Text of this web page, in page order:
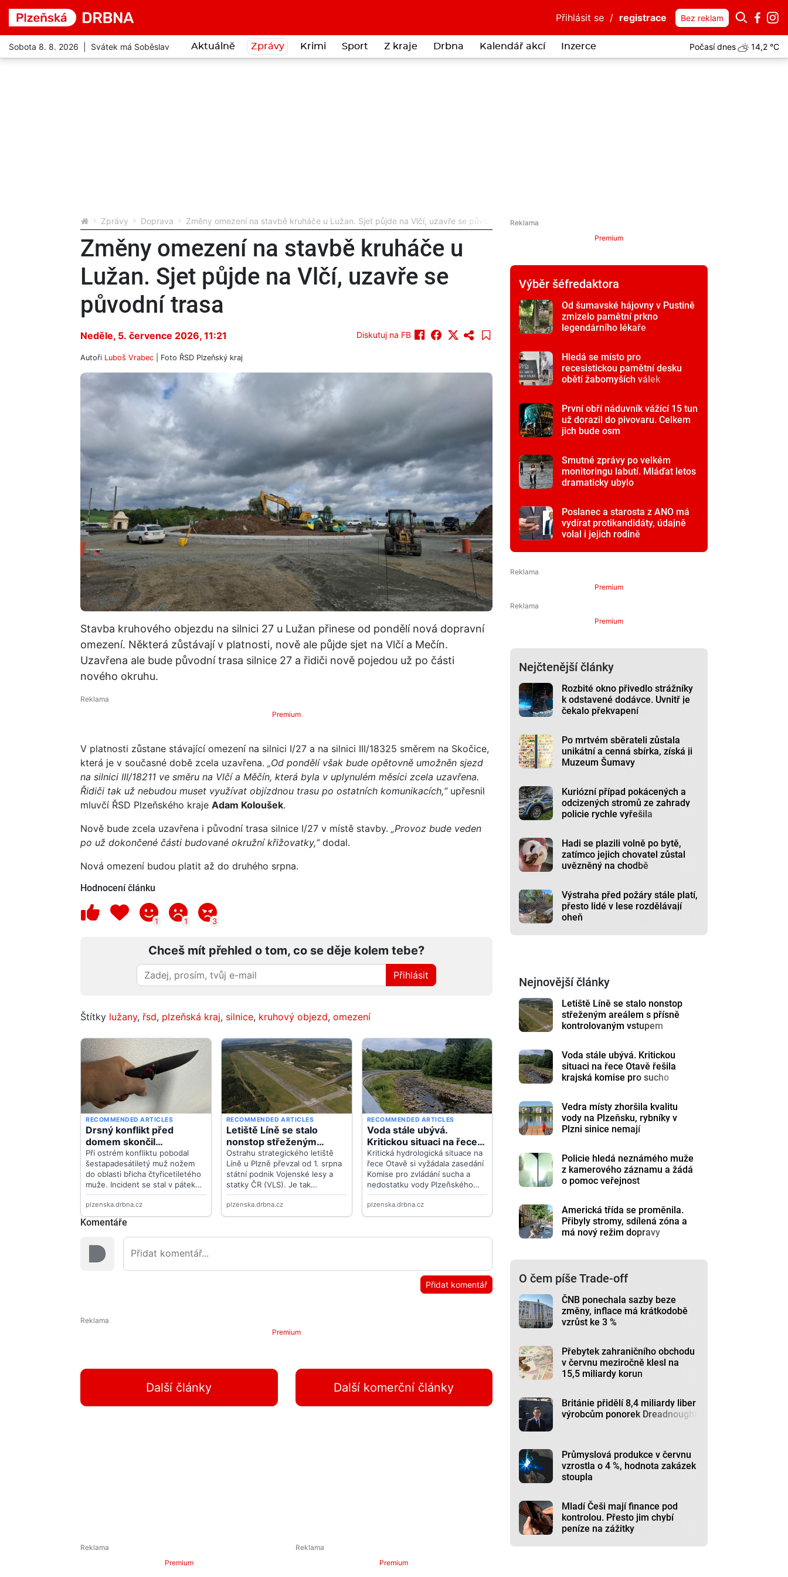
Přihlásit se / registrace Bez reklam
Sobota 8. 8. 2026 | Svátek má Soběslav Aktuálně Zprávy Krimi Sport Z kraje Drbna Kalendář akcí Inzerce Počasí dnes 14,2 °C
Zprávy Doprava Změny omezení na stavbě kruháče u Lužan. Sjet půjde na Vlčí, uzavře se původní trasa
Změny omezení na stavbě kruháče u
Lužan. Sjet půjde na Vlčí, uzavře se
původní trasa
Neděle, 5. července 2026, 11:21 Diskutuj na FB
Autoři Luboš Vrabec | Foto ŘSD Plzeňský kraj
Stavba kruhového objezdu na silnici 27 u Lužan přinese od pondělí nová dopravní
omezení. Některá zůstávají v platnosti, nově ale půjde sjet na Vlčí a Mečín.
Uzavřena ale bude původní trasa silnice 27 a řidiči nově pojedou už po části
nového okruhu.
Premium
V platnosti zůstane stávající omezení na silnici I/27 a na silnici III/18325 směrem na Skočice,
která je v současné době zcela uzavřena. „Od pondělí však bude opětovně umožněn sjezd
na silnici III/18211 ve směru na Vlčí a Měčín, která byla v uplynulém měsíci zcela uzavřena.
Řidiči tak už nebudou muset využívat objízdnou trasu po ostatních komunikacích,“ upřesnil
mluvčí ŘSD Plzeňského kraje Adam Koloušek.
Nově bude zcela uzavřena i původní trasa silnice I/27 v místě stavby. „Provoz bude veden
po už dokončené části budované okružní křižovatky,“dodal.
Nová omezení budou platit až do druhého srpna.
Hodnocení článku
1 1 3
Chceš mít přehled o tom, co se děje kolem tebe?
Přihlásit
Štítky lužany, řsd, plzeňská kraj, silnice, kruhový objezd, omezení
Komentáře
Přidat komentář
Premium
Další články Další komerční články
Premium
Výběr šéfredaktora
Od šumavské hájovny v Pustině
zmizelo pamětní prkno
legendárního lékaře
Hledá se místo pro
recesistickou pamětní desku
obětí žabomyších válek
První obří náduvník vážící 15 tun
už dorazil do pivovaru. Celkem
jich bude osm
Smutné zprávy po velkém
monitoringu labutí. Mláďat letos
dramaticky ubylo
Poslanec a starosta z ANO má
vydírat protikandidáty, údajně
volal i jejich rodině
Premium
Premium
Nejčtenější články
Rozbité okno přivedlo strážníky
k odstavené dodávce. Uvnitř je
čekalo překvapení
Po mrtvém sběrateli zůstala
unikátní a cenná sbírka, získá ji
Muzeum Šumavy
Kuriózní případ pokácených a
odcizených stromů ze zahrady
policie rychle vyřešila
Hadi se plazili volně po bytě,
zatímco jejich chovatel zůstal
uvězněný na chodbě
Výstraha před požáry stále platí,
přesto lidé v lese rozdělávají
oheň
Nejnovější články
Letiště Líně se stalo nonstop
střeženým areálem s přísně
kontrolovaným vstupem
Voda stále ubývá. Kritickou
situaci na řece Otavě řešila
krajská komise pro sucho
Vedra místy zhoršila kvalitu
vody na Plzeňsku, rybníky v
Plzni sinice nemají
Policie hledá neznámého muže
z kamerového záznamu a žádá
o pomoc veřejnost
Americká třída se proměnila.
Přibyly stromy, sdílená zóna a
má nový režim dopravy
O čem píše Trade-off
ČNB ponechala sazby beze
změny, inflace má krátkodobě
vzrůst ke 3 %
Přebytek zahraničního obchodu
v červnu meziročně klesl na
15,5 miliardy korun
Británie přidělí 8,4 miliardy liber
výrobcům ponorek Dreadnought
Průmyslová produkce v červnu
vzrostla o 4 %, hodnota zakázek
stoupla
Mladí Češi mají finance pod
kontrolou. Přesto jim chybí
peníze na zážitky
Premium Premium